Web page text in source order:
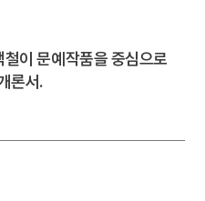
이 문예작품을 중심으로
론서.